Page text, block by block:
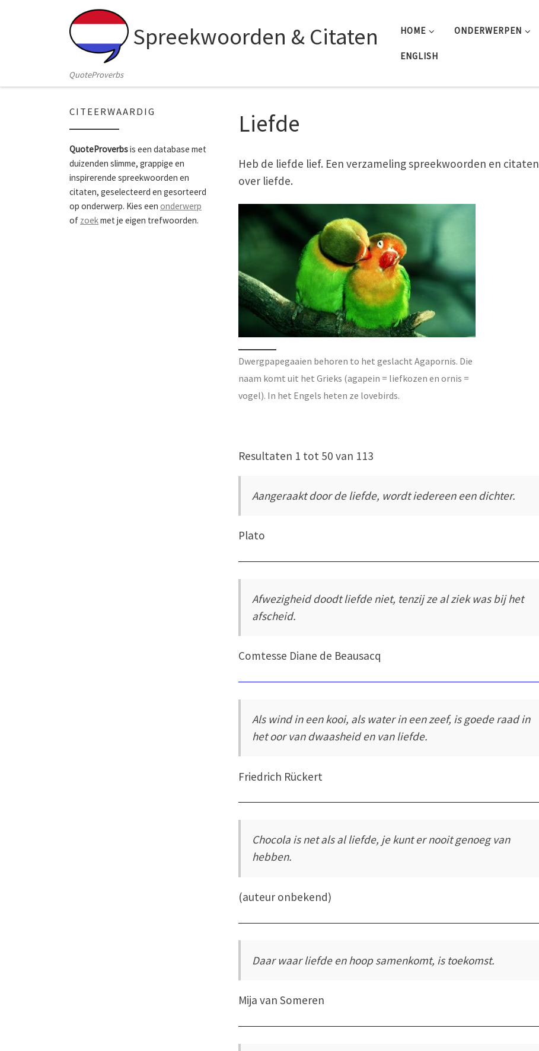
Skip to content
Spreekwoorden & Citaten
QuoteProverbs
HOME ONDERWERPEN
ENGLISH
Liefde
Heb de liefde lief. Een verzameling spreekwoorden en citaten
over liefde.
Dwergpapegaaien behoren to het geslacht Agapornis. Die
naam komt uit het Grieks (agapein = liefkozen en ornis =
vogel). In het Engels heten ze lovebirds.
Resultaten 1 tot 50 van 113
Aangeraakt door de liefde, wordt iedereen een dichter.
Plato
Afwezigheid doodt liefde niet, tenzij ze al ziek was bij het
afscheid.
Comtesse Diane de Beausacq
Als wind in een kooi, als water in een zeef, is goede raad in
het oor van dwaasheid en van liefde.
Friedrich Rückert
Chocola is net als al liefde, je kunt er nooit genoeg van
hebben.
(auteur onbekend)
Daar waar liefde en hoop samenkomt, is toekomst.
Mija van Someren
CITEERWAARDIG
QuoteProverbsis een database met
duizenden slimme, grappige en
inspirerende spreekwoorden en
citaten, geselecteerd en gesorteerd
op onderwerp. Kies een onderwerp
of zoekmet je eigen trefwoorden.